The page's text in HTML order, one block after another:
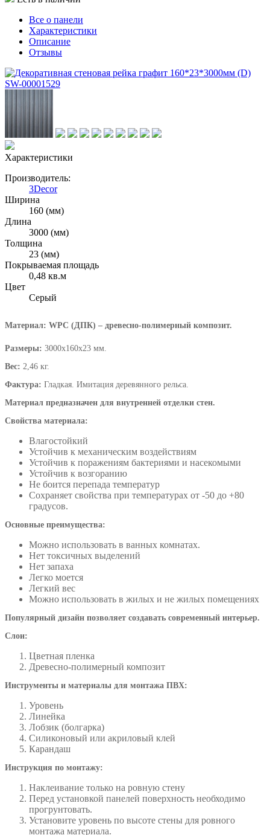
Все о панели
Характеристики
Описание
Отзывы
Характеристики
Производитель:
3Decor
Ширина
160 (мм)
Длина
3000 (мм)
Толщина
23 (мм)
Покрываемая площадь
0,48 кв.м
Цвет
Серый
Материал: WPC (ДПК) – древесно-полимерный композит.
Размеры: 3000х160х23 мм.
Вес: 2,46 кг.
Фактура: Гладкая. Имитация деревянного рельса.
Материал предназначен для внутренней отделки стен.
Свойства материала:
Влагостойкий
Устойчив к механическим воздействиям
Устойчив к поражениям бактериями и насекомыми
Устойчив к возгоранию
Не боится перепада температур
Сохраняет свойства при температурах от -50 до +80
градусов.
Основные преимущества:
Можно использовать в ванных комнатах.
Нет токсичных выделений
Нет запаха
Легко моется
Легкий вес
Можно использовать в жилых и не жилых помещениях
Популярный дизайн позволяет создавать современный интерьер.
Слои:
Цветная пленка
Древесно-полимерный композит
Инструменты и материалы для монтажа ПВХ:
Уровень
Линейка
Лобзик (болгарка)
Силиконовый или акриловый клей
Карандаш
Инструкция по монтажу:
Наклеивание только на ровную стену
Перед установкой панелей поверхность необходимо
прогрунтовать.
Установите уровень по высоте стены для ровного
монтажа материала.